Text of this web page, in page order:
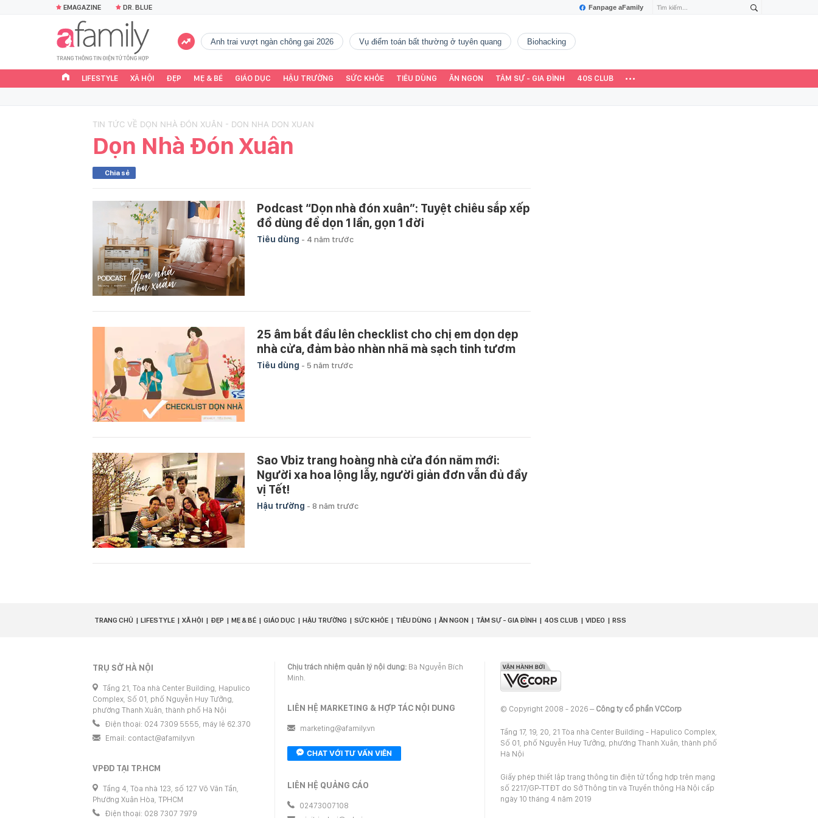
Fanpage aFamily
EMAGAZINE DR. BLUE
Anh trai vượt ngàn chông gai 2026 vụ điểm toán bất thường ở tuyên quang Biohacking
LIFESTYLE XÃ HỘI ĐẸP MẸ & BÉ GIÁO DỤC HẬU TRƯỜNG SỨC KHỎE TIÊU DÙNG ĂN NGON TÂM SỰ - GIA ĐÌNH 40S CLUB
TIN TỨC VỀ DỌN NHÀ ĐÓN XUÂN - DON NHA DON XUAN
Dọn Nhà Đón Xuân
Chia sẻ
Podcast “Dọn nhà đón xuân”: Tuyệt chiêu sắp xếp
đồ dùng để dọn 1 lần, gọn 1 đời
Tiêu dùng - 4 năm trước
25 âm bắt đầu lên checklist cho chị em dọn dẹp
nhà cửa, đảm bảo nhàn nhã mà sạch tinh tươm
Tiêu dùng - 5 năm trước
Sao Vbiz trang hoàng nhà cửa đón năm mới:
Người xa hoa lộng lẫy, người giản đơn vẫn đủ đầy
vị Tết!
Hậu trường - 8 năm trước
TRANG CHỦ LIFESTYLE XÃ HỘI ĐẸP MẸ & BÉ GIÁO DỤC HẬU TRƯỜNG SỨC KHỎE TIÊU DÙNG ĂN NGON TÂM SỰ - GIA ĐÌNH 40S CLUB VIDEO RSS
TRỤ SỞ HÀ NỘI
Tầng 21, Tòa nhà Center Building, Hapulico
Complex, Số 01, phố Nguyễn Huy Tưởng,
phường Thanh Xuân, thành phố Hà Nội
Điện thoại: 024 7309 5555, máy lẻ 62.370
Email: contact@afamily.vn
VPĐD TẠI TP.HCM
Tầng 4, Tòa nhà 123, số 127 Võ Văn Tần,
Phường Xuân Hòa, TPHCM
Điện thoại: 028 7307 7979
Chịu trách nhiệm quản lý nội dung: Bà Nguyễn Bích
Minh.
LIÊN HỆ MARKETING & HỢP TÁC NỘI DUNG
marketing@afamily.vn
CHAT VỚI TƯ VẤN VIÊN
LIÊN HỆ QUẢNG CÁO
02473007108
© Copyright 2008 - 2026 – Công ty cổ phần VCCorp
Tầng 17, 19, 20, 21 Tòa nhà Center Building - Hapulico Complex,
Số 01, phố Nguyễn Huy Tưởng, phường Thanh Xuân, thành phố
Hà Nội
Giấy phép thiết lập trang thông tin điện tử tổng hợp trên mạng
số 2217/GP-TTĐT do Sở Thông tin và Truyền thông Hà Nội cấp
ngày 10 tháng 4 năm 2019